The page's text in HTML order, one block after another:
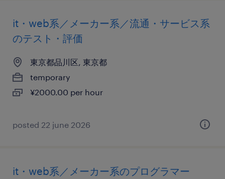
it・web系／メーカー系／流通・サービス系
のテスト・評価
東京都品川区, 東京都
temporary
¥2000.00 per hour
posted 22 june 2026
it・web系／メーカー系のプログラマー